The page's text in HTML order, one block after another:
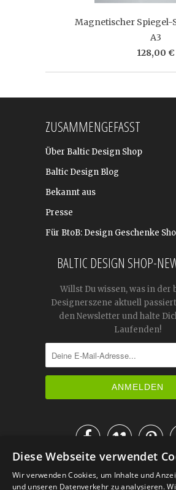
Magnetischer Spiegel-
A3
128,00 €
ZUSAMMENGEFASST
Über Baltic Design Shop
Baltic Design Blog
Bekannt aus
Presse
Für BtoB: Design Geschenke
BALTIC DESIGN SHOP-
Willst Du wissen, was in der
Designerszene aktuell
den Newsletter und halte
Laufenden!

IM KATALOG BLÄTTERN
Diese Webseite verwendet
Wir verwenden Cookies, um Inhalte und
und unseren Datenverkehr zu analysieren.